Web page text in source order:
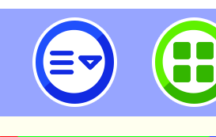
主旨：有關教育部
「115學年度推動書
校踴躍提出申請，
坪國民中學